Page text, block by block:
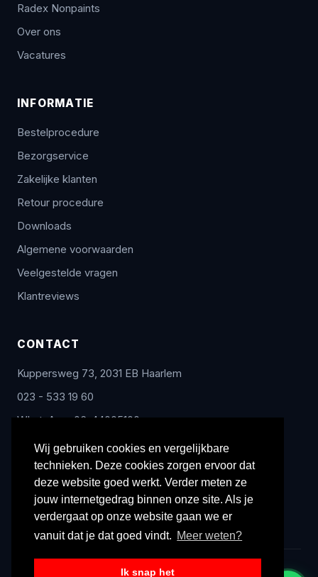
Wij gebruiken cookies en vergelijkbare
technieken. Deze cookies zorgen ervoor dat
deze website goed werkt. Verder meten ze
jouw internetgedrag binnen onze site. Als je
verdergaat op onze website gaan we er
vanuit dat je dat goed vindt. Meer weten?
Ik snap het
Radex Nonpaints
Over ons
Vacatures
INFORMATIE
Bestelprocedure
Bezorgservice
Zakelijke klanten
Retour procedure
Downloads
Algemene voorwaarden
Veelgestelde vragen
Klantreviews
CONTACT
Kuppersweg 73, 2031 EB Haarlem
023 - 533 19 60
WhatsApp: 06-44005100
info@radex-benelux.nl
Ma – Vrij: 9:00 – 17:00